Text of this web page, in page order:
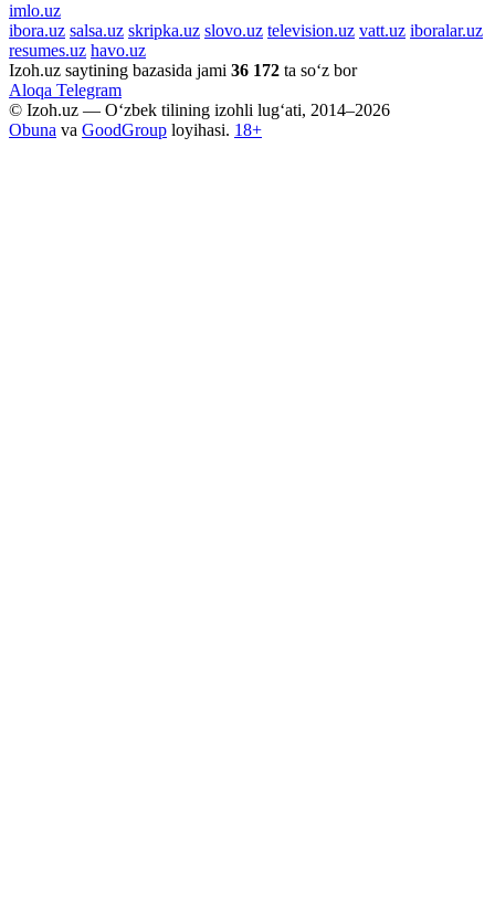
imlo.uz
ibora.uz salsa.uz skripka.uz slovo.uz television.uz vatt.uz iboralar.uz
resumes.uz havo.uz
Izoh.uz saytining bazasida jami 36 172 ta so‘z bor
Aloqa Telegram
© Izoh.uz — O‘zbek tilining izohli lug‘ati, 2014–2026
Obuna va GoodGroup loyihasi. 18+